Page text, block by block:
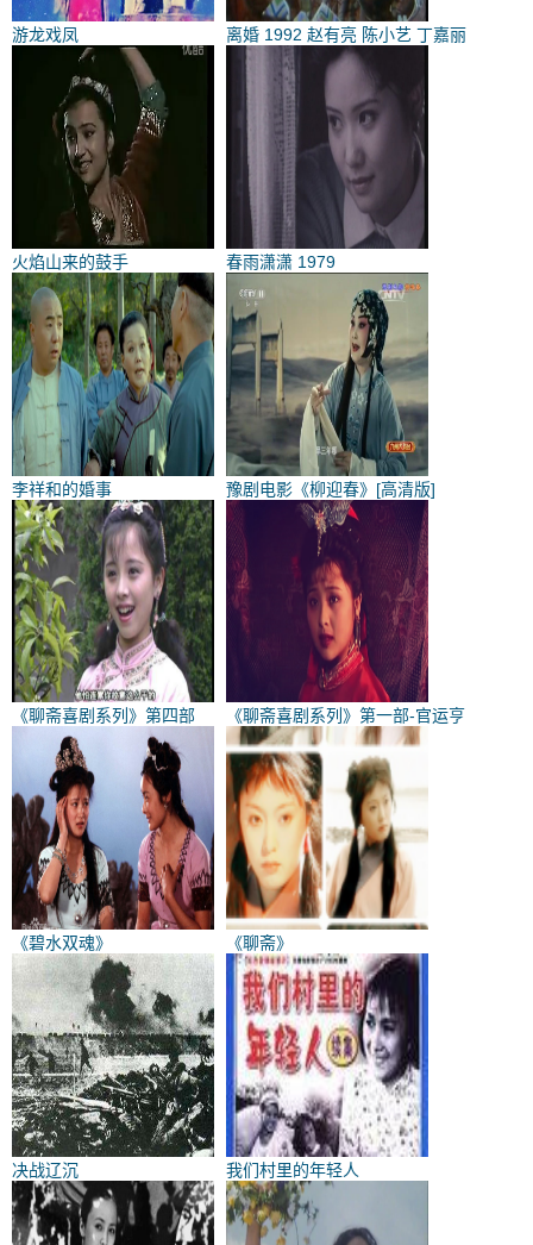
游龙戏凤 离婚 1992 赵有亮 陈小艺 丁嘉丽
火焰山来的鼓手 春雨潇潇 1979
李祥和的婚事 豫剧电影《柳迎春》[高清版]
《聊斋喜剧系列》第四部 《聊斋喜剧系列》第一部-官运亨
《碧水双魂》 《聊斋》
决战辽沉 我们村里的年轻人